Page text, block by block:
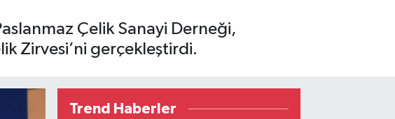
Çelik Sanayi Derneği,
Zirvesi’ni gerçekleştirdi.
Trend Haberler